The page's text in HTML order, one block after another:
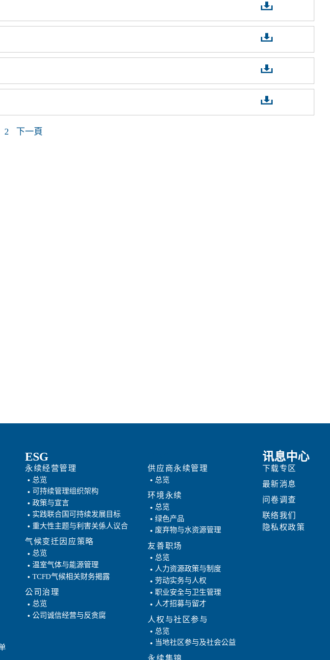
2 下一頁
ESG
永续经营管理
总览
可持续管理组织架构
政策与宣言
实践联合国可持续发展目标
重大性主题与利害关係人议合
气候变迁因应策略
总览
温室气体与能源管理
TCFD气候相关财务揭露
公司治理
总览
公司诚信经营与反贪腐
供应商永续管理
总览
环境永续
总览
绿色产品
废弃物与水资源管理
友善职场
总览
人力资源政策与制度
劳动实务与人权
职业安全与卫生管理
人才招募与留才
人权与社区参与
总览
当地社区参与及社会公益
永续集锦
讯息中心
下载专区
最新消息
问卷调查
联络我们
隐私权政策